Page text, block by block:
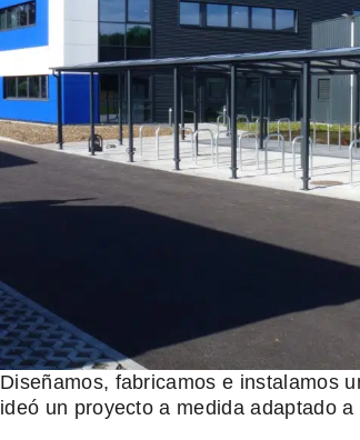
Diseñamos, fabricamos e instalamos
ideó un proyecto a medida adaptado